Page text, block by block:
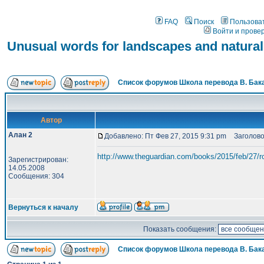
FAQ Поиск
Войти и
Unusual words for landscapes and
Список форумов Школа перевода В.
Автор
Алан 2
Зарегистрирован:
14.05.2008
Сообщения: 304
Добавлено: Пт Фев 27, 2015 9:31 pm
http://www.theguardian.com/books/2015/feb/27/
Вернуться к началу
Показать сообщения:
Список форумов Школа перевода В.